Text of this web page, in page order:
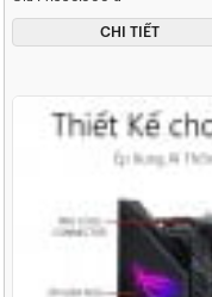
CHI TIẾT